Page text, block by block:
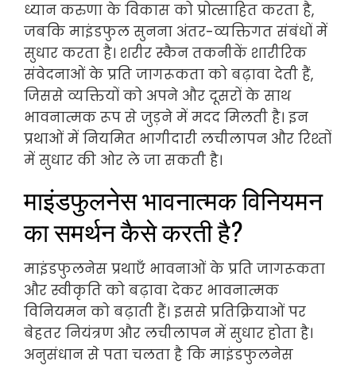
ध्यान करुणा के विकास को प्रोत्साहित करता है,
जबकि माइंडफुल सुनना अंतर-व्यक्तिगत संबंधों में
सुधार करता है। शरीर स्कैन तकनीकें शारीरिक
संवेदनाओं के प्रति जागरूकता को बढ़ावा देती हैं,
जिससे व्यक्तियों को अपने और दूसरों के साथ
भावनात्मक रूप से जुड़ने में मदद मिलती है। इन
प्रथाओं में नियमित भागीदारी लचीलापन और रिश्तों
में सुधार की ओर ले जा सकती है।
माइंडफुलनेस भावनात्मक विनियमन
का समर्थन कैसे करती है?
माइंडफुलनेस प्रथाएँ भावनाओं के प्रति जागरूकता
और स्वीकृति को बढ़ावा देकर भावनात्मक
विनियमन को बढ़ाती हैं। इससे प्रतिक्रियाओं पर
बेहतर नियंत्रण और लचीलापन में सुधार होता है।
अनुसंधान से पता चलता है कि माइंडफुलनेस